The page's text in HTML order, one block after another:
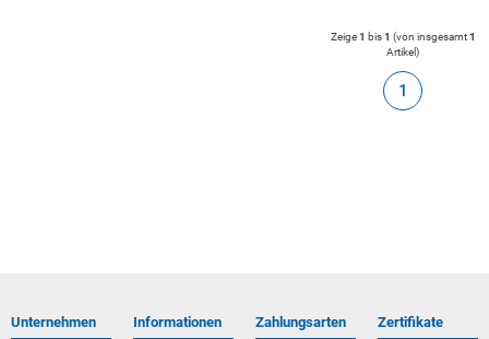
Zeige1 bis1 (von insgesamt1
Artikel)
1
Unternehmen Informationen Zahlungsarten Zertifikate